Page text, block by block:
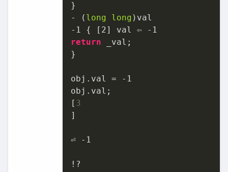
}
- ( long long
-1 { [ 2] val ⇦
-1
return _val;
}
obj.val =
-1
obj.val;
[
]
⏎ -1
!?